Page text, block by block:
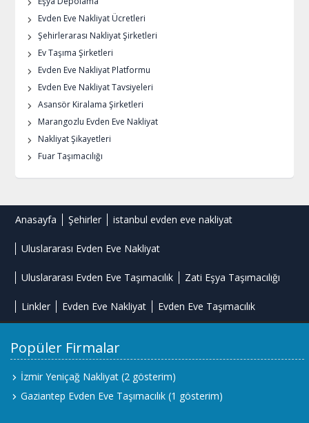
Evden Eve Nakliyat Ücretleri
Şehirlerarası Nakliyat Şirketleri
Ev Taşıma Şirketleri
Evden Eve Nakliyat Platformu
Evden Eve Nakliyat Tavsiyeleri
Asansör Kiralama Şirketleri
Marangozlu Evden Eve Nakliyat
Nakliyat Şikayetleri
Fuar Taşımacılığı
Anasayfa Şehirler istanbul evden eve nakliyat
Uluslararası Evden Eve Nakliyat
Uluslararası Evden Eve Taşımacılık Zati Eşya Taşımacılığı
Linkler Evden Eve Nakliyat Evden Eve Taşımacılık
Popüler Firmalar
İzmir Yeniçağ Nakliyat (2 gösterim)
Gaziantep Evden Eve Taşımacılık (1 gösterim)